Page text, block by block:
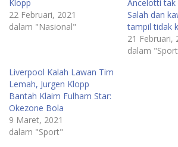
Klopp
22 Februari, 2021
dalam "Nasional"
Ancelotti tak
Salah dan
tampil tidak
21 Februari,
dalam
Liverpool Kalah Lawan Tim
Lemah, Jurgen Klopp
Bantah Klaim Fulham Star:
Okezone Bola
9 Maret, 2021
dalam "Sport"